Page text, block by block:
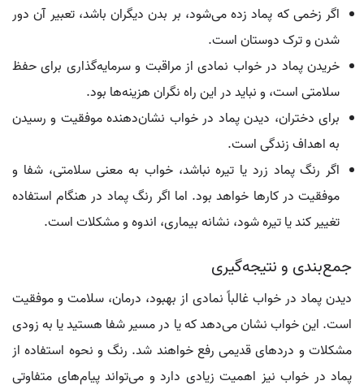
اگر زخمی که پماد زده می‌شود، بر بدن دیگران باشد، تعبیر آن دور
شدن و ترک دوستان است.
خریدن پماد در خواب نمادی از مراقبت و سرمایه‌گذاری برای حفظ
سلامتی است، و نباید در این راه نگران هزینه‌ها بود.
برای دختران، دیدن پماد در خواب نشان‌دهنده موفقیت و رسیدن
به اهداف زندگی است.
اگر رنگ پماد زرد یا تیره نباشد، خواب به معنی سلامتی، شفا و
موفقیت در کارها خواهد بود. اما اگر رنگ پماد در هنگام استفاده
تغییر کند یا تیره شود، نشانه بیماری، اندوه و مشکلات است.
جمع‌بندی و نتیجه‌گیری
دیدن پماد در خواب غالباً نمادی از بهبود، درمان، سلامت و موفقیت
است. این خواب نشان می‌دهد که یا در مسیر شفا هستید یا به زودی
مشکلات و دردهای قدیمی رفع خواهند شد. رنگ و نحوه استفاده از
پماد در خواب نیز اهمیت زیادی دارد و می‌تواند پیام‌های متفاوتی